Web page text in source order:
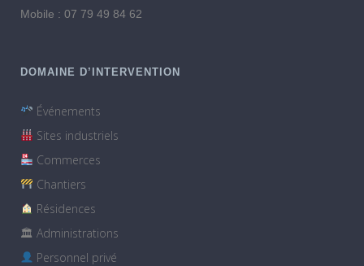
Mobile : 07 79 49 84 62
DOMAINE D’INTERVENTION
Événements
Sites industriels
Commerces
Chantiers
Résidences
🏛 Administrations
Personnel privé